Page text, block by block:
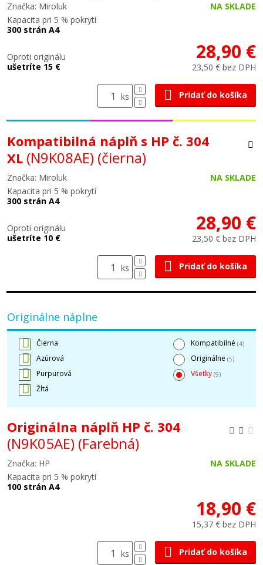
Značka: Miroluk
NA SKLADE
Kapacita pri 5 % pokrytí
300 strán A4
Oproti originálu
ušetríte 15 €
28,90 €
23,50 € bez DPH
ks Pridať do košíka
Kompatibilná náplň s HP č. 304
XL (N9K08AE) (čierna)
Značka: Miroluk
NA SKLADE
Kapacita pri 5 % pokrytí
300 strán A4
Oproti originálu
ušetríte 10 €
28,90 €
23,50 € bez DPH
ks Pridať do košíka
Originálne náplne
Čierna
Azúrová
Purpurová
Žltá
Kompatibilné (4)
Originálne (5)
Všetky (9)
Originálna náplň HP č. 304
(N9K05AE) (Farebná)
Značka: HP
NA SKLADE
Kapacita pri 5 % pokrytí
100 strán A4
18,90 €
15,37 € bez DPH
ks Pridať do košíka